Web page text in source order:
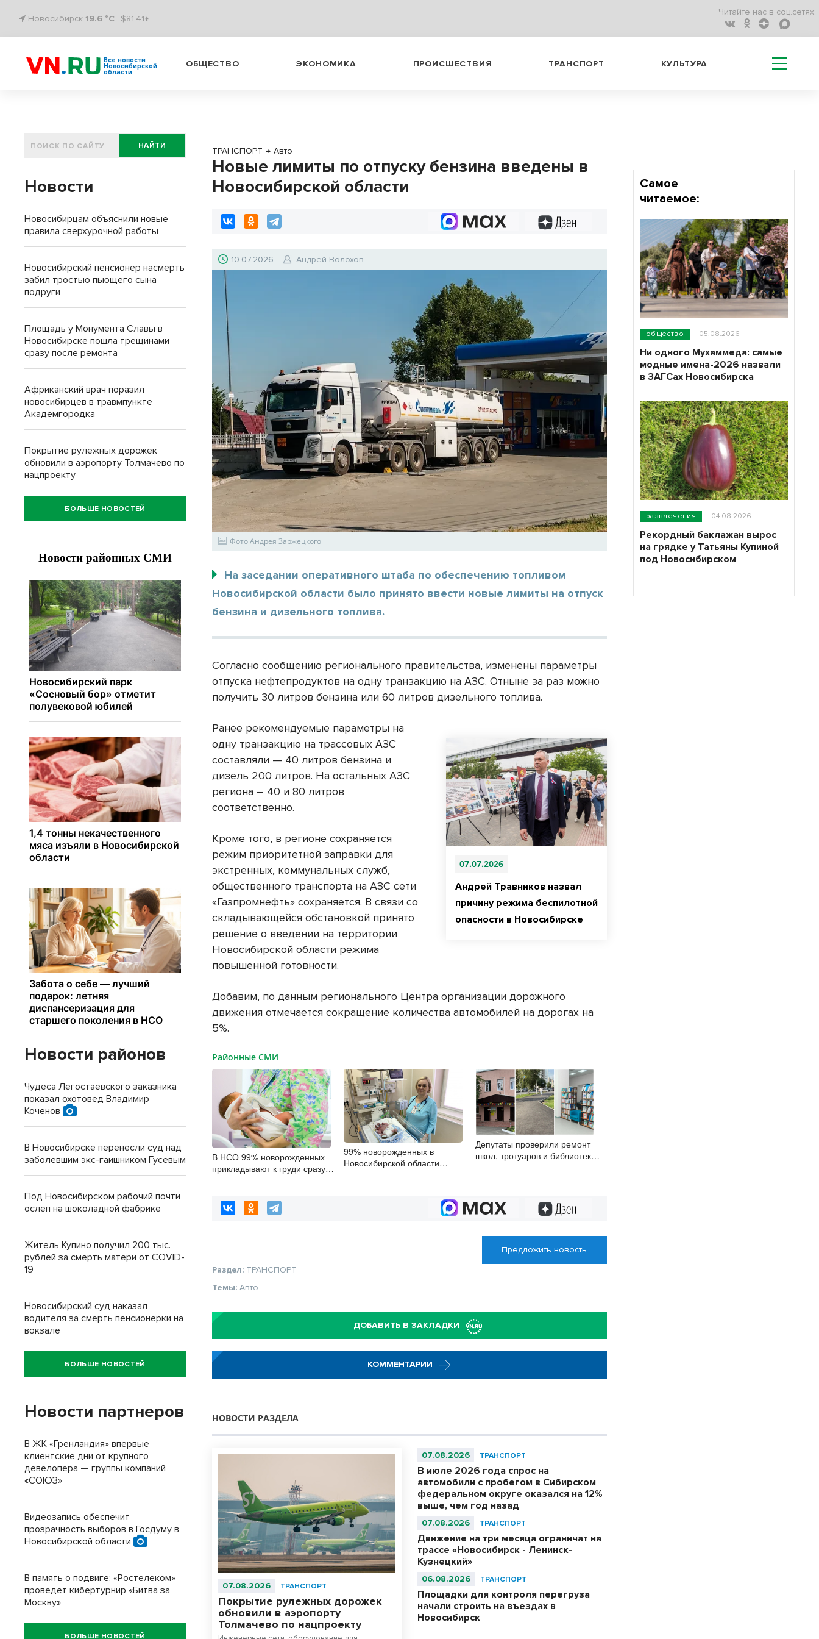
Новосибирск 19.6 °C $81.41↑
Читайте нас в соц.сетях:
Все новости
Новосибирской
области
ОБЩЕСТВО ЭКОНОМИКА ПРОИСШЕСТВИЯ ТРАНСПОРТ КУЛЬТУРА
ТРАНСПОРТ → Авто
Новые лимиты по отпуску бензина введены в
Новосибирской области
10.07.2026 Андрей Волохов
Фото Андрея Заржецкого
На заседании оперативного штаба по обеспечению топливом
Новосибирской области было принято ввести новые лимиты на отпуск
бензина и дизельного топлива.
Согласно сообщению регионального правительства, изменены параметры
отпуска нефтепродуктов на одну транзакцию на АЗС. Отныне за раз можно
получить 30 литров бензина или 60 литров дизельного топлива.
07.07.2026
Андрей Травников назвал
причину режима беспилотной
опасности в Новосибирске
Ранее рекомендуемые параметры на
одну транзакцию на трассовых АЗС
составляли — 40 литров бензина и
дизель 200 литров. На остальных АЗС
региона – 40 и 80 литров
соответственно.
Кроме того, в регионе сохраняется
режим приоритетной заправки для
экстренных, коммунальных служб,
общественного транспорта на АЗС сети
«Газпромнефть» сохраняется. В связи со
складывающейся обстановкой принято
решение о введении на территории
Новосибирской области режима
повышенной готовности.
Добавим, по данным регионального Центра организации дорожного
движения отмечается сокращение количества автомобилей на дорогах на
5%.
Районные СМИ
В НСО 99% новорожденных
прикладывают к груди сразу
99% новорожденных в
Новосибирской области
Депутаты проверили ремонт
школ, тротуаров и библиотек
Предложить новость
Раздел: ТРАНСПОРТ
Темы:Авто
ДОБАВИТЬ В ЗАКЛАДКИ
КОММЕНТАРИИ
НОВОСТИ РАЗДЕЛА
07.08.2026 ТРАНСПОРТ
Покрытие рулежных дорожек
обновили в аэропорту
Толмачево по нацпроекту
07.08.2026 ТРАНСПОРТ
В июле 2026 года спрос на
автомобили с пробегом в Сибирском
федеральном округе оказался на 12%
выше, чем год назад
07.08.2026 ТРАНСПОРТ
Движение на три месяца ограничат на
трассе «Новосибирск - Ленинск-
Кузнецкий»
06.08.2026 ТРАНСПОРТ
Площадки для контроля перегруза
начали строить на въездах в
Новосибирск
НАЙТИ
Новости
Новосибирцам объяснили новые
правила сверхурочной работы
Новосибирский пенсионер насмерть
забил тростью пьющего сына
подруги
Площадь у Монумента Славы в
Новосибирске пошла трещинами
сразу после ремонта
Африканский врач поразил
новосибирцев в травмпункте
Академгородка
Покрытие рулежных дорожек
обновили в аэропорту Толмачево по
нацпроекту
БОЛЬШЕ НОВОСТЕЙ
Новости районов
Чудеса Легостаевского заказника
показал охотовед Владимир
Коченов
В Новосибирске перенесли суд над
заболевшим экс-гаишником Гусевым
Под Новосибирском рабочий почти
ослеп на шоколадной фабрике
Житель Купино получил 200 тыс.
рублей за смерть матери от COVID-
19
Новосибирский суд наказал
водителя за смерть пенсионерки на
вокзале
БОЛЬШЕ НОВОСТЕЙ
Новости партнеров
В ЖК «Гренландия» впервые
клиентские дни от крупного
девелопера — группы компаний
«СОЮЗ»
Видеозапись обеспечит
прозрачность выборов в Госдуму в
Новосибирской области
В память о подвиге: «Ростелеком»
проведет кибертурнир «Битва за
Москву»
БОЛЬШЕ НОВОСТЕЙ
Самое
читаемое:
общество 05.08.2026
Ни одного Мухаммеда: самые
модные имена-2026 назвали
в ЗАГСах Новосибирска
развлечения 04.08.2026
Рекордный баклажан вырос
на грядке у Татьяны Купиной
под Новосибирском